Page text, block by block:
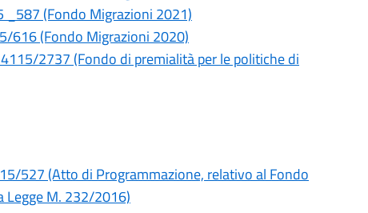
_587 (Fondo Migrazioni 2021)
616 (Fondo Migrazioni 2020)
2737 (Fondo di premialità per le politiche di
527 (Atto di Programmazione, relativo al Fondo
Legge M. 232/2016)